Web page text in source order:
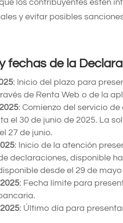
los contribuyentes estén
y evitar posibles
fechas de la
: Inicio del plazo para
de Renta Web o de la
: Comienzo del servicio
el 30 de junio de 2025. La
27 de junio.
: Inicio de la atención
declaraciones, disponible
desde el 29 de
: Fecha límite para
: Último día para